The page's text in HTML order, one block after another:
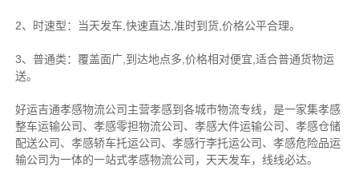
2、时速型：当天发车,快速直达,准时到货,价格公平合理。
3、普通类：覆盖面广,到达地点多,价格相对便宜,适合普通货物运
送。
好运吉通孝感物流公司主营孝感到各城市物流专线，是一家集孝感
整车运输公司、 孝感零担物流公司、 孝感大件运输公司、 孝感仓储
配送公司、 孝感轿车托运公司、 孝感行李托运公司、 孝感危险品运
输公司为一体的一站式孝感物流公司 ，天天发车，线线必达。